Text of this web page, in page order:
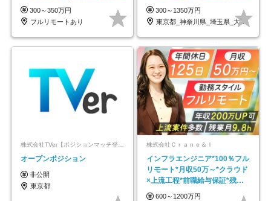
｜副業OK
300～350万円
フルリモートあり
代～30代活躍/b
300～1350万円
東京都_神奈川県_埼玉県_大阪府_愛知県…
株式会社TVer【ポジションマッチ登録】
オープンポジション
非公開
東京都
株式会社Ｃｒａｎｅ＆Ｉ
インフラエンジニア*100％フル
リモート*月収50万～*クラウド
×上流工程*前職給与保証*残業
月9.8h
600～1200万円